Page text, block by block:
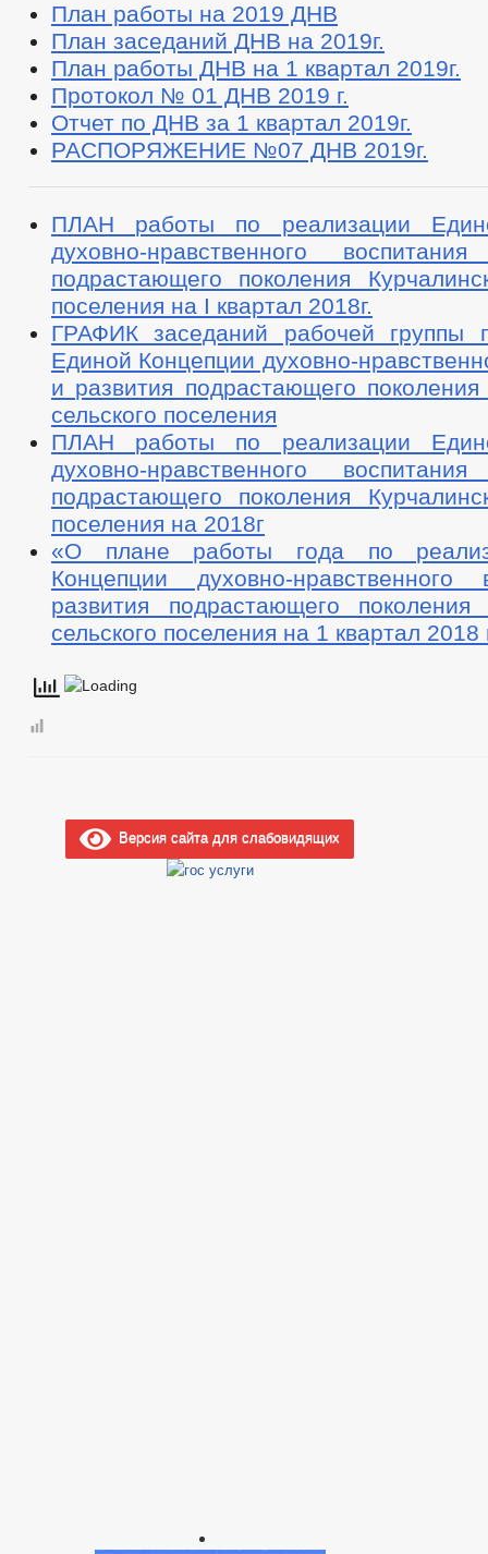
План работы на 2019 ДНВ
План заседаний ДНВ на 2019г.
План работы ДНВ на 1 квартал 2019г.
Протокол № 01 ДНВ 2019 г.
Отчет по ДНВ за 1 квартал 2019г.
РАСПОРЯЖЕНИЕ №07 ДНВ 2019г.
ПЛАН работы по реализации
духовно-нравственного
подрастающего поколения
поселения на I квартал 2018г.
ГРАФИК заседаний рабочей группы
Единой Концепции духовно-
и развития подрастающего поколения
сельского поселения
ПЛАН работы по реализации
духовно-нравственного
подрастающего поколения
поселения на 2018г
«О плане работы года по
Концепции духовно-нравственного
развития подрастающего поколения
сельского поселения на 1 квартал 2018
Версия сайта для слабовидящих